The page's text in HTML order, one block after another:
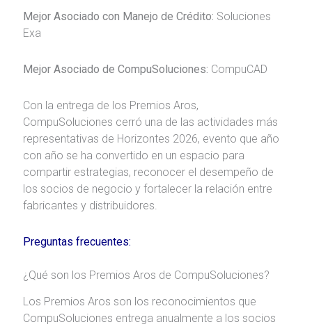
Mejor Asociado con Manejo de Crédito: Soluciones
Exa
Mejor Asociado de CompuSoluciones: CompuCAD
Con la entrega de los Premios Aros,
CompuSoluciones cerró una de las actividades más
representativas de Horizontes 2026, evento que año
con año se ha convertido en un espacio para
compartir estrategias, reconocer el desempeño de
los socios de negocio y fortalecer la relación entre
fabricantes y distribuidores.
Preguntas frecuentes:
¿Qué son los Premios Aros de CompuSoluciones?
Los Premios Aros son los reconocimientos que
CompuSoluciones entrega anualmente a los socios